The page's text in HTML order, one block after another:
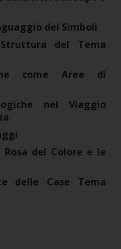
dei Simboli
del Tema
come Aree di
nel Viaggio
del Colore e le
delle Case Tema